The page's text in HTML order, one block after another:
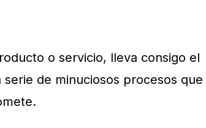
o servicio, lleva consigo el
de minuciosos procesos que